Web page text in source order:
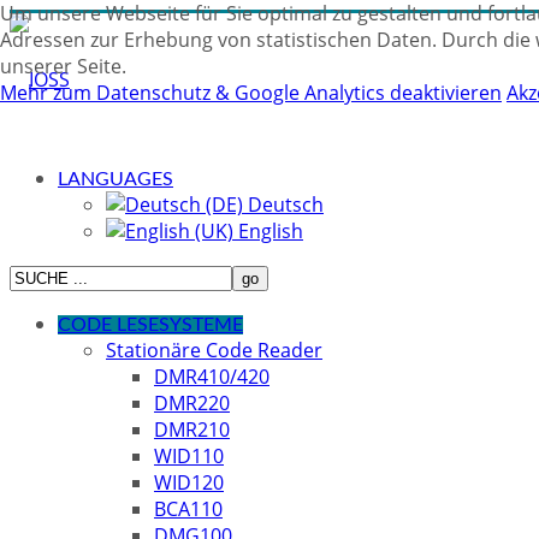
LANGUAGES
Deutsch
English
CODE LESESYSTEME
Stationäre Code Reader
DMR410/420
DMR220
DMR210
WID110
WID120
BCA110
Um unsere Webseite für Sie optimal zu gestalten und
Adressen zur Erhebung von statistischen Daten. Durch
unserer Seite.
Mehr zum Datenschutz & Google Analytics deaktivieren